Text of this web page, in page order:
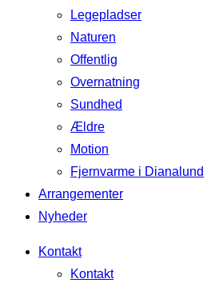
Legepladser
Naturen
Offentlig
Overnatning
Sundhed
Ældre
Motion
Fjernvarme i Dianalund
Arrangementer
Nyheder
Kontakt
Kontakt